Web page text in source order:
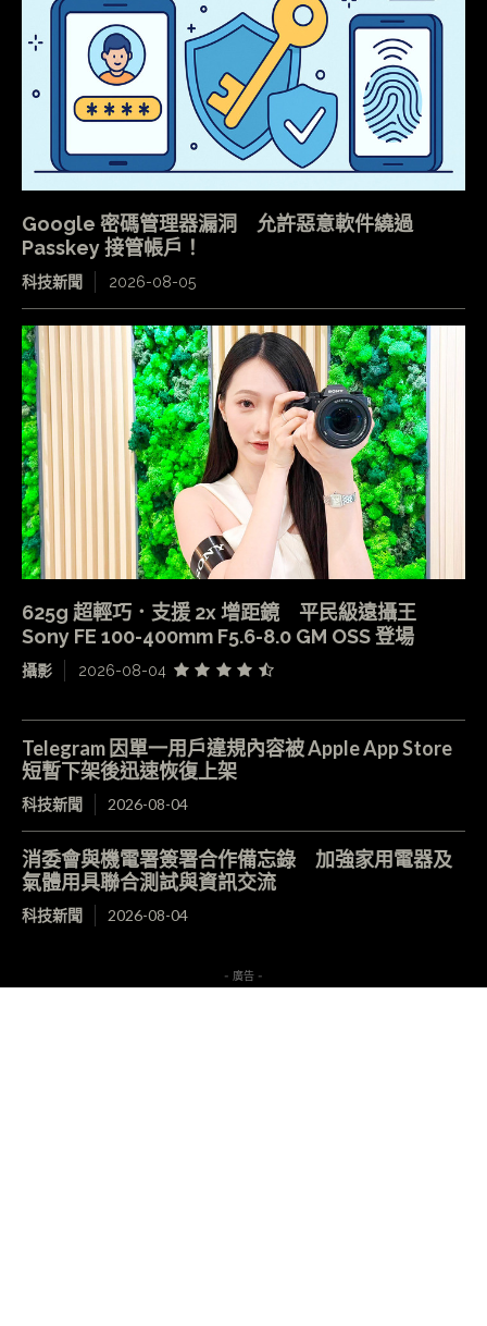
Google 密碼管理器漏洞 允許惡意軟件繞過
Passkey 接管帳戶！
科技新聞 2026-08-05
625g 超輕巧．支援 2x 增距鏡 平民級遠攝王
Sony FE 100-400mm F5.6-8.0 GM OSS 登場
攝影 2026-08-04
Telegram 因單一用戶違規內容被 Apple App Store
短暫下架後迅速恢復上架
科技新聞 2026-08-04
消委會與機電署簽署合作備忘錄 加強家用電器及
氣體用具聯合測試與資訊交流
科技新聞 2026-08-04
- 廣告 -